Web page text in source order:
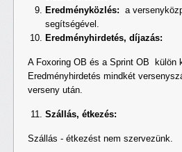
Eredményközlés: a
segítségével.
Eredményhirdetés, díjazás:
A Foxoring OB és a Sprint OB külön
Eredményhirdetés mindkét
verseny után.
Szállás, étkezés:
Szállás - étkezést nem szervezünk.